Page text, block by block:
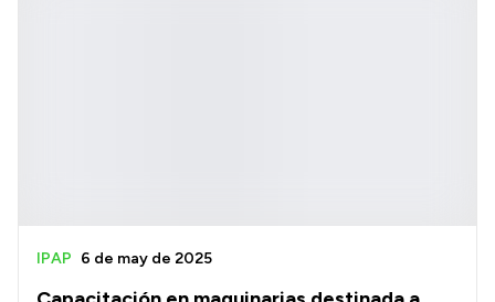
IPAP 6 de may de 2025